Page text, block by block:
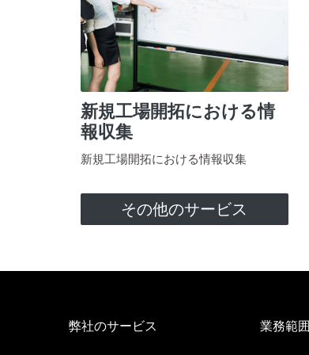
新規工場開拓における情
報収集
新規工場開拓における情報収集
その他のサービス
弊社のサービス 業務範囲